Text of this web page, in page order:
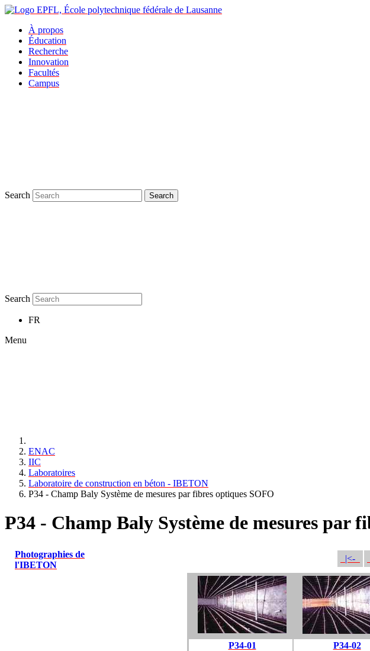
À propos
Éducation
Recherche
Innovation
Facultés
Campus
Search Search
Search
FR
Menu
ENAC
IIC
Laboratoires
Laboratoire de construction en béton - IBETON
P34 - Champ Baly Système de mesures par fibres optiques SOFO
P34 - Champ Baly Système de mesures par
Photographies de
l'IBETON
|<-
P34-01 P34-02